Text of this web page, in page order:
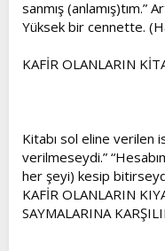
sanmış (anlamış)tım.”
Yüksek bir cennette.
KAFİR OLANLARIN
Kitabı sol eline verilen
verilmeseydi.”
her şeyi) kesip
KAFİR OLANLARIN
SAYMALARINA